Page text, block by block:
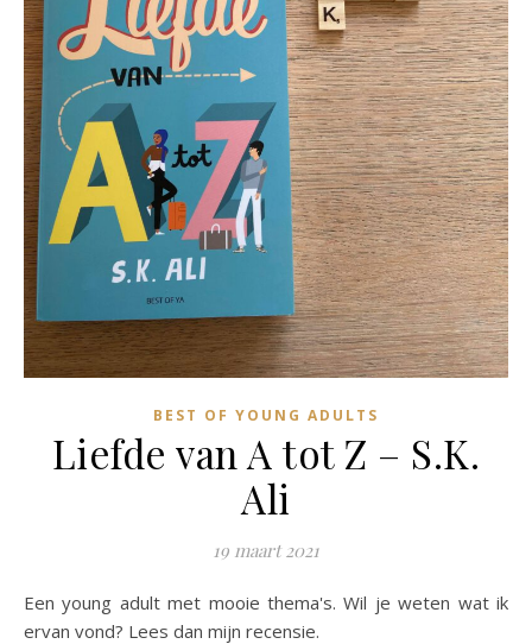
BEST OF YOUNG ADULTS
Liefde van A tot Z – S.K.
Ali
19 maart 2021
Een young adult met mooie thema's. Wil je weten wat ik
ervan vond? Lees dan mijn recensie.